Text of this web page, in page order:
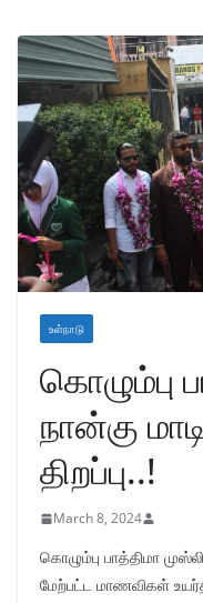
உள்நாடு
கொழும்பு
நான்கு
திறப்பு..!
March 8, 2024
கொழும்பு பாத்திமா
மேற்பட்ட மாணவிகள்